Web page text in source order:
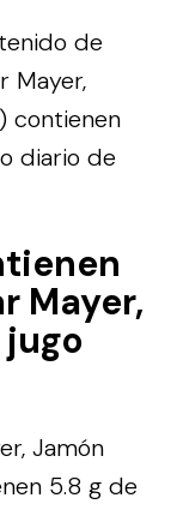
de
Mayer,
contienen
diario de
Mayer,
Jamón
5.8 g de